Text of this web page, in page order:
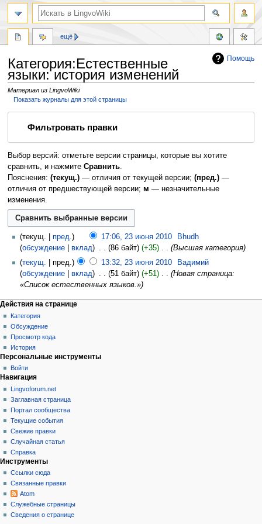
Помощь
Категория:Естественные
языки: история изменений
Материал из LingvoWiki
Показать журналы для этой страницы
Фильтровать правки
Выбор версий: отметьте версии страницы, которые вы хотите
сравнить, и нажмите Сравнить.
Пояснения: (текущ.)— отличия от текущей версии; (пред.)—
отличия от предшествующей версии; м — незначительные
изменения.
текущ. пред. 17:06, 23 июня 2010
Bhudh
обсуждение
вклад 86 байт +35 ‎
Высшая категория
текущ.
пред. 13:32, 23 июня 2010
Вадимий
обсуждение
вклад 51 байт +51 ‎
Новая страница:
«Список естественных языков.»
Действия на странице
Категория
Обсуждение
Просмотр кода
История
ещё
Персональные инструменты
Войти
Навигация
Lingvoforum.net
Заглавная страница
Портал сообщества
Текущие события
Свежие правки
Случайная статья
Справка
Инструменты
Ссылки сюда
Связанные правки
Atom
Служебные страницы
Сведения о странице